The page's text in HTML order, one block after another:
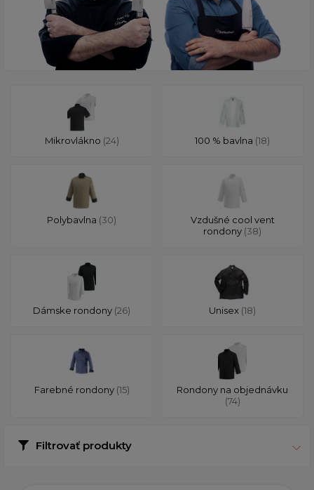
Mikrovlákno (24) 100 % bavlna (18)
Polybavlna (30)
Vzdušné cool vent
rondony (38)
Dámske rondony (26) Unisex (18)
Farebné rondony (15)
Rondony na objednávku
(74)
Filtrovať produkty